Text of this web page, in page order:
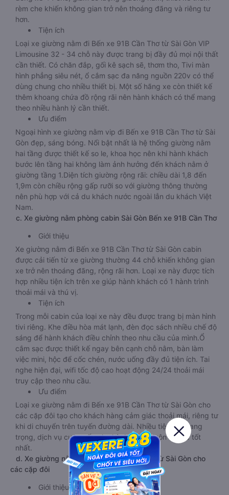
rèm che khiến không gian trở nên thoáng đãng và riêng tư
hơn.
Tiện ích
Loại xe giường nằm đi Bến xe 91B Cần Thơ từ Sài Gòn VIP
Limousine 32 - 34 chỗ này được trang bị đầy đủ mọi nội thất
cần thiết. Có chăn đắp, gối kê sạch sẽ, thơm tho, Tivi màn
hình phẳng siêu nét, ổ cắm sạc đa năng nguồn 220v có thể
dùng chung cho nhiều thiết bị. Một số hãng xe còn thiết kế
thêm khoang chứa đồ rộng rãi nên hành khách có thể mang
theo nhiều hành lý cần thiết.
Ưu điểm
Ngoại hình xe giường nằm vip đi Bến xe 91B Cần Thơ từ Sài
Gòn đẹp, sáng bóng. Nổi bật nhất là hệ thống giường nằm
hai tầng được thiết kế so le, khoa học nên khi hành khách
bước lên tầng hai không làm ảnh hưởng đến khách nằm ở
giường tầng 1.Diện tích giường rộng rãi: chiều dài 1,8 đến
1,9m còn chiều rộng gấp rưỡi so với giường thông thường
nên phù hợp với cả du khách nước ngoài lẫn du khách Việt
Nam.
c. Xe giường nằm phòng cabin Sài Gòn Bến xe 91B Cần Thơ
Giới thiệu
Xe giường nằm đi Bến xe 91B Cần Thơ từ Sài Gòn cabin
được cải tiến từ xe giường thường 44 chỗ khiến không gian
xe trở nên thoáng đãng, rộng rãi hơn. Loại xe này được tích
hợp nhiều tiện ích trên xe giúp hành khách có 1 hành trình
thoải mái và thú vị.
Tiện ích
Trong mỗi cabin của loại xe này đều được trang bị màn hình
tivi riêng. Khe điều hòa mát lạnh, đèn đọc sách nhiều chế độ
sáng để hành khách điều chỉnh theo nhu cầu của mình.Ổ
cắm sạc được thiết kế ngay bên cạnh chỗ nằm, bàn làm
việc mini, hộc để cốc chén, nước uống đầy đủ tiện ích. Tai
nghe hiện đại, wifi tốc độ cao hoạt động 24/24 thoải mái
truy cập theo nhu cầu.
Ưu điểm
Loại xe giường nằm đi Bến xe 91B Cần Thơ từ Sài Gòn cho
các cặp đôi tạo cho khách hàng cảm giác thoải mái, riêng tư
khi di chuyển trên tuyến đường dài. Nhiều tiện ích, sang
trọng, dịch vụ cung cấp cho hành khách luôn ở mức tốt
nhất.
d. Xe giường nằm đi Bến xe 91B Cần Thơ từ Sài Gòn cho
các cặp đôi
Giới thiệu